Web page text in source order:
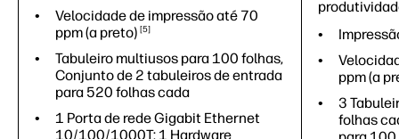
Velocidade de impressão até 70
ppm (a preto) 5
Tabuleiro multiusos para 100 folhas,
Conjunto de 2 tabuleiros de entrada
para 520 folhas cada
1 Porta de rede Gigabit Ethernet
10/100/1000T; 1 Hardware
ppm (a
3
folhas